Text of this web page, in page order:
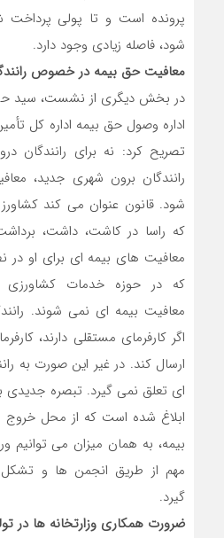
پرونده است و تا پولی پرداخت
شود، فاصله زیادی وجود دارد.
معافیت حق بیمه در خصوص
در بخش دیگری از نشست، سید
اداره وصول حق بیمه اداره کل
تصریح کرد: نه برای
رانندگان برون شهری جدید،
شود. قانون عنوان می کند
که راسا در کاشت، داشت،
معافیت های بیمه ای برای او در
که در حوزه خدمات
معافیت بیمه ای نمی شوند.
اگر کارفرمای مستقلی دارند،
ارسال کند. در غیر این صورت به
ای تعلق نمی گیرد. تبصره جدیدی
ابلاغ شده است که از محل خروج
بیمه، به همان میزان می توانیم
مهم از طریق انجمن ها و
گیرد.
ضرورت همکاری وزارتخانه ها در